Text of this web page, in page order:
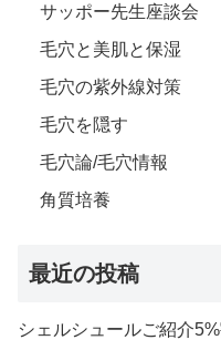
サッポー先生座談会
毛穴と美肌と保湿
毛穴の紫外線対策
毛穴を隠す
毛穴論/毛穴情報
角質培養
最近の投稿
シェルシュールご紹介